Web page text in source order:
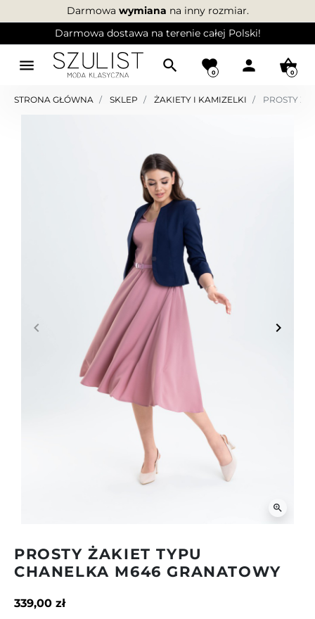
Darmowa wymiana na inny rozmiar.
Darmowa dostawa na terenie całej Polski!
menu search favorite
0 person shopping_basket
0
STRONA GŁÓWNA SKLEP ŻAKIETY I KAMIZELKI PROSTY
Poprzedni
keyboard_arrow_left keyboard_arrow_right
zoom_in
PROSTY ŻAKIET TYPU
CHANELKA M646 GRANATOWY
339,00 zł